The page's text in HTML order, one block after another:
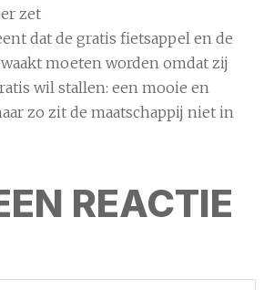
zet
dat de gratis fietsappel en de
moeten worden omdat zij
wil stallen: een mooie en
zo zit de maatschappij niet in
REACTIE